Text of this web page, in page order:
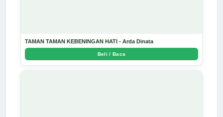
TAMAN TAMAN KEBENINGAN HATI - Arda Dinata
Beli / Baca